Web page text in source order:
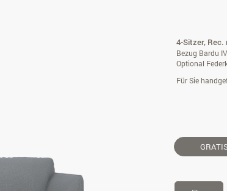
4-Sitzer,
Bezug Bardu
Optional
Für Sie